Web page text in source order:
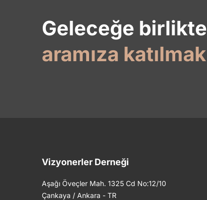
Geleceğe
aramıza
Vizyonerler Derneği
Aşağı Öveçler Mah. 1325 Cd No:12/10
Çankaya / Ankara - TR